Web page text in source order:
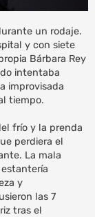
un rodaje.
y con siete
Bárbara Rey
intentaba
improvisada
tiempo.
frío y la prenda
perdiera el
La mala
y
las 7
tras el